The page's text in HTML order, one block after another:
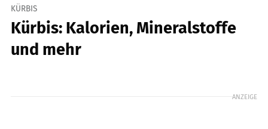
KÜRBIS
Kürbis: Kalorien, Mineralstoffe
und mehr
ANZEIGE